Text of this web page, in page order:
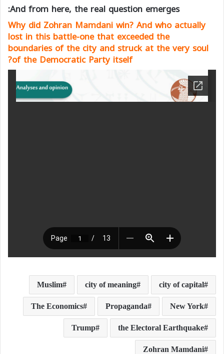
And from here, the real question emerges:
Why did Zohran Mamdani win? And who actually
lost in this battle-one that exceeded the
boundaries of the city and struck at the very soul
of the Democratic Party itself?
city of capital
city of meaning
Muslim
New York
Propaganda
The Economics
the Electoral Earthquake
Trump
Zohran Mamdani